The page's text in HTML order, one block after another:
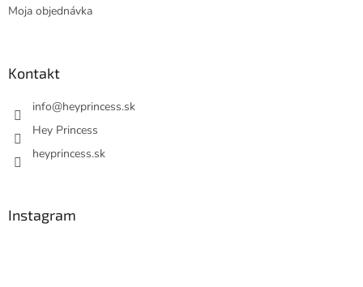
Moja objednávka
Kontakt
info@heyprincess.sk
Hey Princess
heyprincess.sk
Instagram